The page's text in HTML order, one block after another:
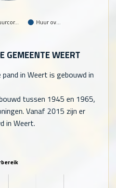
Huur ov…
GEMEENTE WEERT
in Weert is gebouwd in
tussen 1945 en 1965,
Vanaf 2015 zijn er
in Weert.